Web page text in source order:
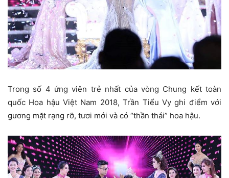
Trong số 4 ứng viên trẻ nhất của vòng Chung kết toàn
quốc Hoa hậu Việt Nam 2018, Trần Tiểu Vy ghi điểm với
gương mặt rạng rỡ, tươi mới và có “thần thái” hoa hậu.